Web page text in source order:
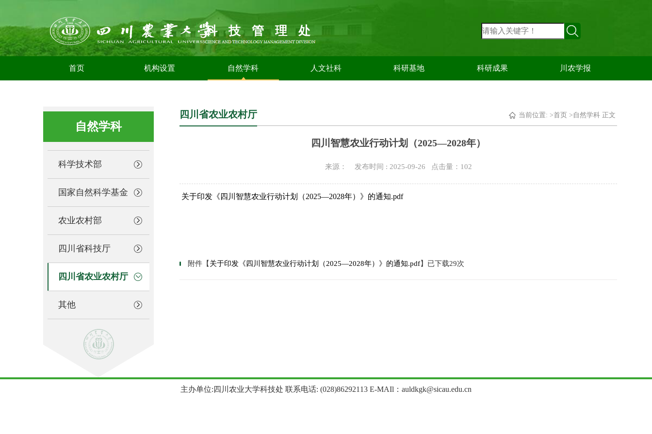
科技管理处
首页 机构设置 自然学科 人文社科 科研基地 科研成果 川农学报
自然学科
科学技术部
国家自然科学基金
农业农村部
四川省科技厅
四川省农业农村厅
其他
四川省农业农村厅 当前位置: >首页 > 自然学科 正文
四川智慧农业行动计划（2025—2028年）
来源： 发布时间 : 2025-09-26 点击量： 102
关于印发《四川智慧农业行动计划（2025—2028年）》的通知.pdf
附件【 关于印发《四川智慧农业行动计划（2025—2028年）》的通知.pdf】已下载29次
主办单位:四川农业大学科技处 联系电话: (028)86292113 E-MAIl：auldkgk@sicau.edu.cn